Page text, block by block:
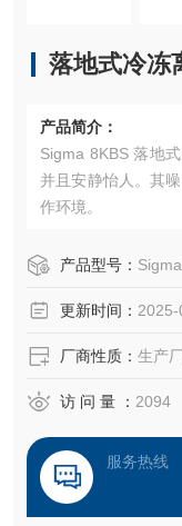
落地式冷冻
产品简介：
Sigma 8KBS 落地
并且安静怡人。其
作环境。
产品型号：
更新时间：
厂商性质： 生产
访 问 量 ： 2094
服务热线